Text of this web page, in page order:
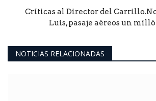
Críticas al Director del
Luis, pasaje aéreos un
NOTICIAS RELACIONADAS